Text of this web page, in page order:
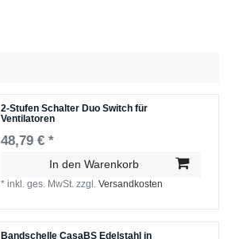
2-Stufen Schalter Duo Switch für
Ventilatoren
48,79 € *
In den Warenkorb
*inkl. ges. MwSt. zzgl.Versandkosten
Bandschelle CasaBS Edelstahl in